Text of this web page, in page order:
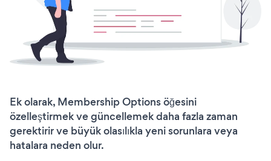
Ek olarak, Membership Options öğesini
özelleştirmek ve güncellemek daha fazla zaman
gerektirir ve büyük olasılıkla yeni sorunlara veya
hatalara neden olur.